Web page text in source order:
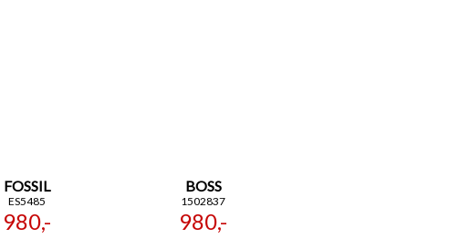
FOSSIL
ES5485
980,-
BOSS
1502837
980,-